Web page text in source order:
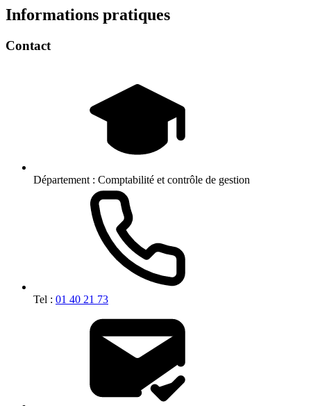
Informations pratiques
Contact
Département : Comptabilité et contrôle de gestion
Tel : 01 40 21 73